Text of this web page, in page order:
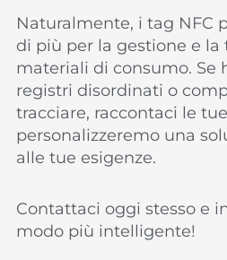
Naturalmente, i tag NFC
di più per la gestione e
materiali di consumo. Se
registri disordinati o
tracciare, raccontaci le
personalizzeremo una
alle tue esigenze.
Contattaci oggi stesso e
modo più intelligente!